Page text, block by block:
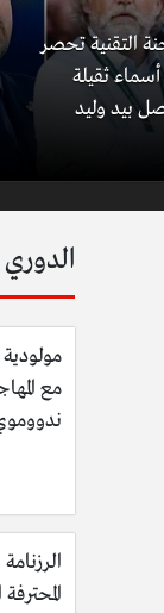
التقنية تحصر
قائمة من 3 أسماء ثقيلة
بيد وليد
مع